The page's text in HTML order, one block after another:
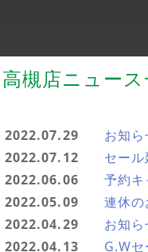
高槻店ニュース
2022.07.29
お知ら
2022.07.12
セー
2022.06.06
予約キ
2022.05.09
連休
2022.04.29
お知ら
2022.04.13
G.W